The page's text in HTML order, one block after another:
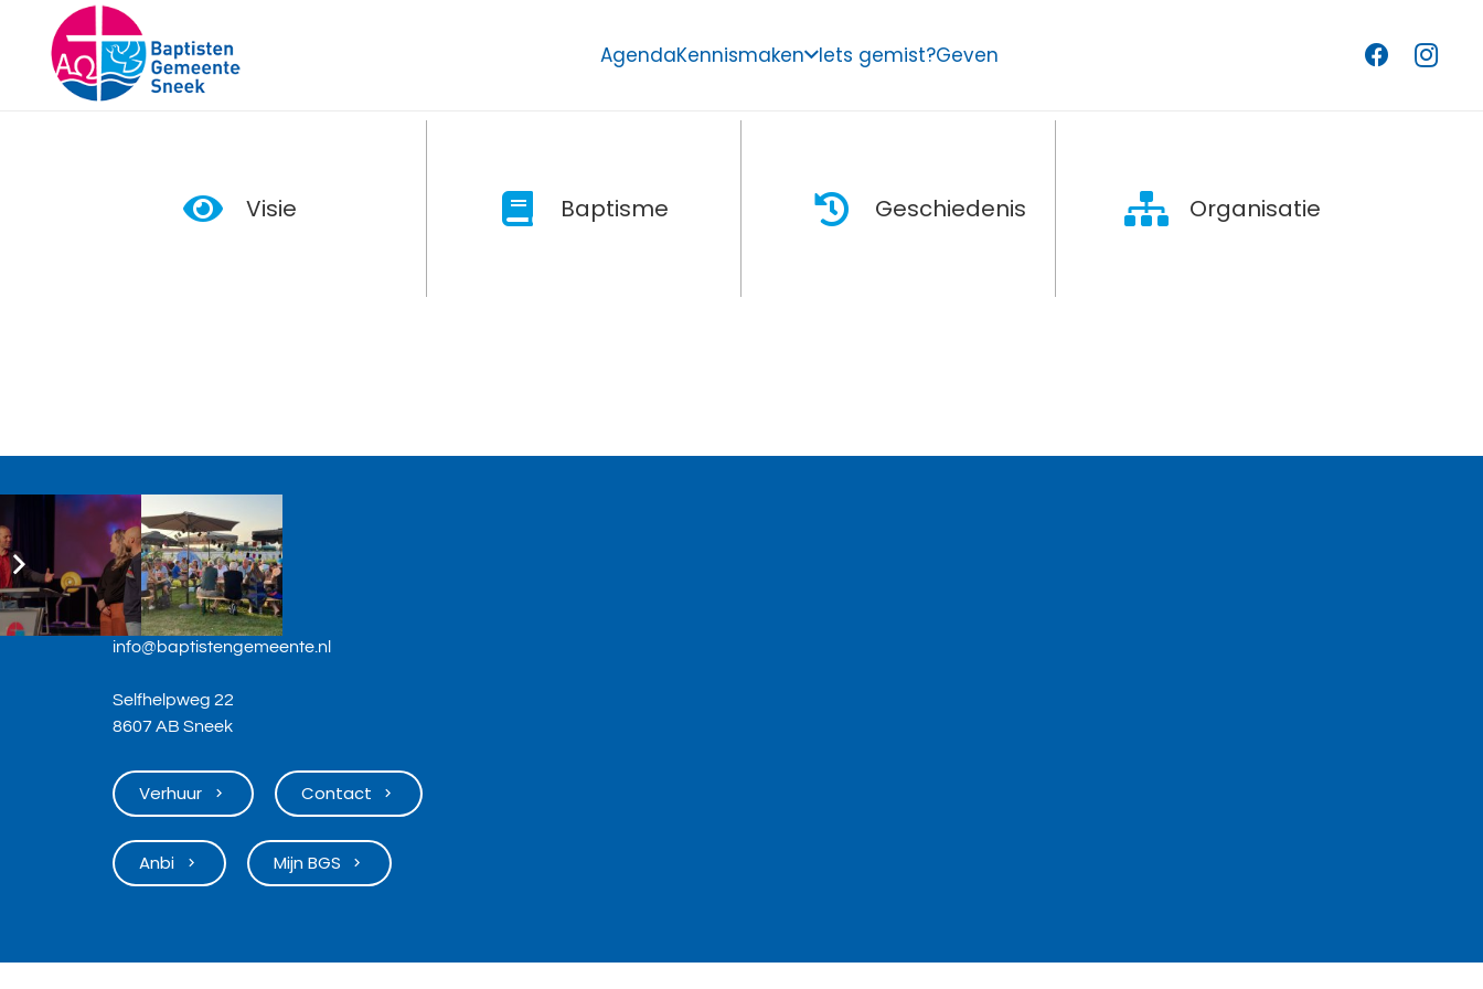
AgendaKennismaken Iets gemist?Geven
Visie Baptisme Geschiedenis Organisatie
Contact
06-36568731
info@baptistengemeente.nl
Selfhelpweg 22
8607 AB Sneek
Verhuur keyboard_arrow_right Contact keyboard_arrow_right
Anbi keyboard_arrow_right Mijn BGS keyboard_arrow_right